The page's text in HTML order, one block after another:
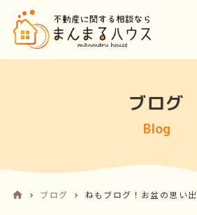
ブログ
Blog
ブログ ねもブログ！お盆の思い出